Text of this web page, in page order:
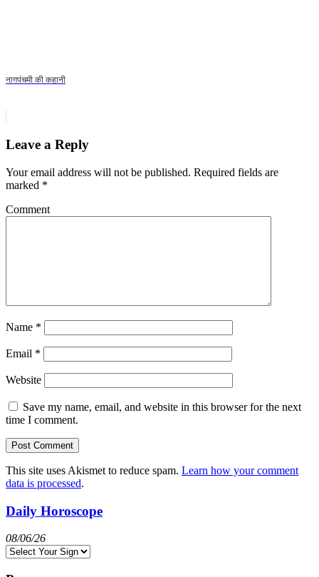
नागपंचमी की कहानी
Leave a Reply
Your email address will not be published. Required fields are
marked *
Comment
Name *
Email *
Website
Save my name, email, and website in this browser for the next
time I comment.
This site uses Akismet to reduce spam. Learn how your comment
data is processed.
Daily Horoscope
08/06/26